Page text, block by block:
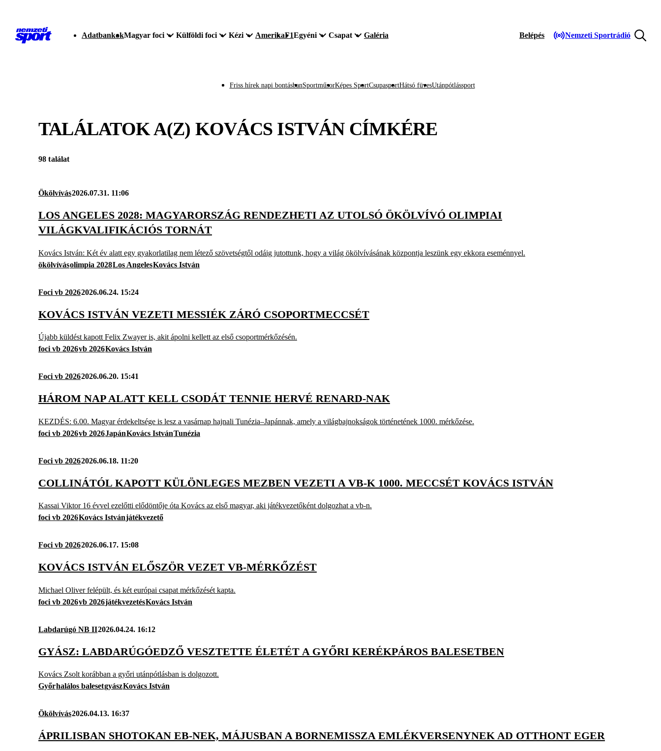
AdatbankokMagyar foci Külföldi foci Kézi AmerikaF1Egyéni Csapat Galéria Belépés Nemzeti Sportrádió
Friss hírek napi bontásbanSportműsorKépes SportCsupasportHátsó füvesUtánpótlássport
TALÁLATOK A(Z) KOVÁCS ISTVÁNCÍMKÉRE
98 találat
Ökölvívás2026.07.31. 11:06
LOS ANGELES 2028: MAGYARORSZÁG RENDEZHETI AZ UTOLSÓ ÖKÖLVÍVÓ OLIMPIAI
VILÁGKVALIFIKÁCIÓS TORNÁT
Kovács István: Két év alatt egy gyakorlatilag nem létező szövetségtől odáig jutottunk, hogy a világ ökölvívásának központja leszünk egy ekkora eseménnyel.
ökölvívásolimpia 2028Los AngelesKovács István
Foci vb 20262026.06.24. 15:24
KOVÁCS ISTVÁN VEZETI MESSIÉK ZÁRÓ CSOPORTMECCSÉT
Újabb küldést kapott Felix Zwayer is, akit ápolni kellett az első csoportmérkőzésén.
foci vb 2026vb 2026Kovács István
Foci vb 20262026.06.20. 15:41
HÁROM NAP ALATT KELL CSODÁT TENNIE HERVÉ RENARD-NAK
KEZDÉS: 6.00. Magyar érdekeltsége is lesz a vasárnap hajnali Tunézia–Japánnak, amely a világbajnokságok történetének 1000. mérkőzése.
foci vb 2026vb 2026JapánKovács IstvánTunézia
Foci vb 20262026.06.18. 11:20
COLLINÁTÓL KAPOTT KÜLÖNLEGES MEZBEN VEZETI A VB-K 1000. MECCSÉT KOVÁCS ISTVÁN
Kassai Viktor 16 évvel ezelőtti elődöntője óta Kovács az első magyar, aki játékvezetőként dolgozhat a vb-n.
foci vb 2026Kovács Istvánjátékvezető
Foci vb 20262026.06.17. 15:08
KOVÁCS ISTVÁN ELŐSZÖR VEZET VB-MÉRKŐZÉST
Michael Oliver felépült, és két európai csapat mérkőzését kapta.
foci vb 2026vb 2026játékvezetésKovács István
Labdarúgó NB II2026.04.24. 16:12
GYÁSZ: LABDARÚGÓEDZŐ VESZTETTE ÉLETÉT A GYŐRI KERÉKPÁROS BALESETBEN
Kovács Zsolt korábban a győri utánpótlásban is dolgozott.
Győrhalálos balesetgyászKovács István
Ökölvívás2026.04.13. 16:37
ÁPRILISBAN SHOTOKAN EB-NEK, MÁJUSBAN A BORNEMISSZA EMLÉKVERSENYNEK AD OTTHONT EGER